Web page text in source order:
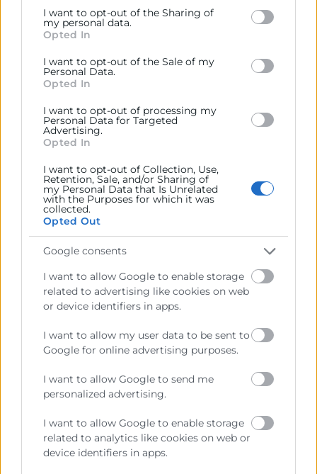
Google services and may gather and store information
including but not limited to your visit or usage
behaviour. You may click to grant or deny consent to
below specified purposes in below Google consent
section.
I want to opt-out of the Sharing of
my personal data.
Opted In
I want to opt-out of the Sale of my
Personal Data.
Opted In
I want to opt-out of processing my
Personal Data for Targeted
Advertising.
Opted In
I want to opt-out of Collection, Use,
Retention, Sale, and/or Sharing of
my Personal Data that Is Unrelated
with the Purposes for which it was
collected.
Opted Out
Google consents
I want to allow Google to enable storage
related to advertising like cookies on web
or device identifiers in apps.
I want to allow my user data to be sent to
Google for online advertising purposes.
I want to allow Google to send me
personalized advertising.
I want to allow Google to enable storage
related to analytics like cookies on web or
device identifiers in apps.
Diseño y despliegue
de planes de acción
comercial
constituyen elnexo entre la planificación
y la ejecución
a iniciativas tácticas aisladas.
Por ello, unenfoque profesional de
planes de acción comercial
Definir responsables
claros y criterios
de evaluación.
Asignar recursoscoherentes con el
impacto esperado.
Establecer calendarios
realistas y
mecanismos de seguimiento
orientarse, entre otros ámbitos, a la
gestión de grandes cuentas, la
optimización del mix de clientes, la mejora
de márgenes o la colaboración estratégica
con proveedores.